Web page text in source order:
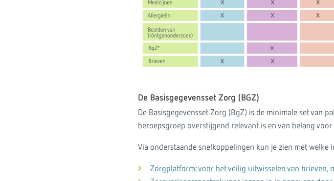
De Basisgegevensset Zorg (BGZ)
De Basisgegevensset Zorg (BgZ) is de minimale set van
beroepsgroep overstijgend relevant is en van belang
Via onderstaande snelkoppelingen kun je zien met welke
Zorgplatform: voor het veilig uitwisselen van brieven,